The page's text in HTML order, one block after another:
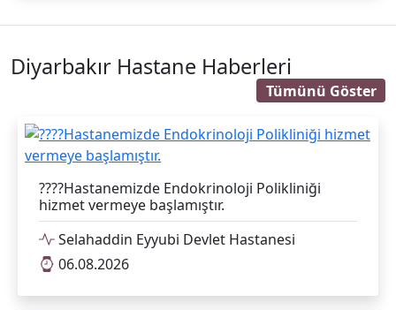
Diyarbakır Hastane Haberleri
Tümünü Göster
????Hastanemizde Endokrinoloji Polikliniği
hizmet vermeye başlamıştır.
Selahaddin Eyyubi Devlet Hastanesi
06.08.2026